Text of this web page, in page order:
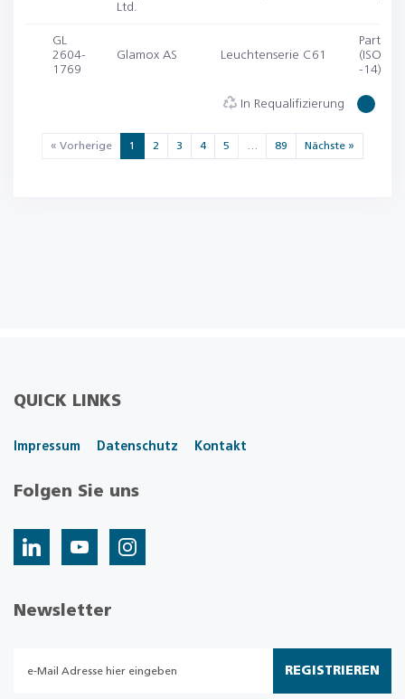
Ltd.
GL
2604-
1769
Glamox AS Leuchtenserie C61
(ISO
-14)
In Requalifizierung
« Vorherige 1 2 3 4 5 89 Nächste »
QUICK LINKS
Impressum Datenschutz Kontakt
Folgen Sie uns
Newsletter
REGISTRIEREN